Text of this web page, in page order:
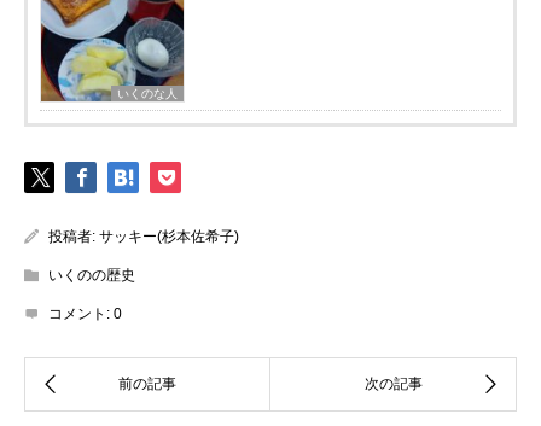
いくのな人
投稿者: サッキー(杉本佐希子)
いくのの歴史
コメント: 0